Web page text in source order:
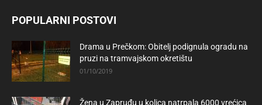
POPULARNI POSTOVI
Drama u Prečkom: Obitelj podignula ogradu na
pruzi na tramvajskom okretištu
01/10/2019
Žena u Zapruđu u kolica natrpala 6000 vrećica